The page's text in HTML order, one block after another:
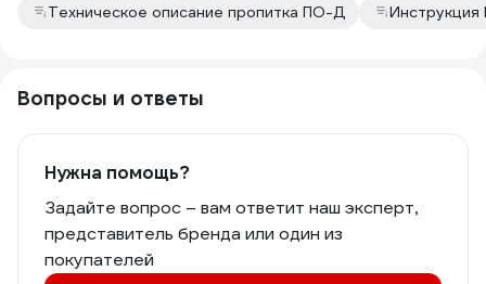
Техническое описание пропитка ПО-Д
Вопросы и ответы
Нужна помощь?
Задайте вопрос – вам ответит наш эксперт,
представитель бренда или один из
покупателей